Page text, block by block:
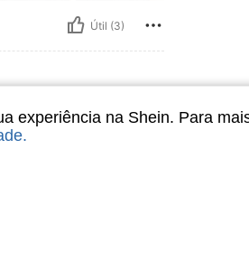
Útil (3)
SUPER
RECOMENDADO
experiência na Shein. Para
.